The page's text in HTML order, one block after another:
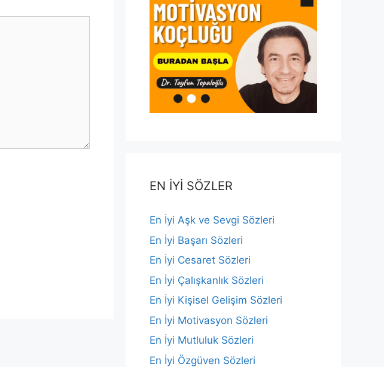
EN İYİ SÖZLER
En İyi Aşk ve Sevgi Sözleri
En İyi Başarı Sözleri
En İyi Cesaret Sözleri
En İyi Çalışkanlık Sözleri
En İyi Kişisel Gelişim Sözleri
En İyi Motivasyon Sözleri
En İyi Mutluluk Sözleri
En İyi Özgüven Sözleri